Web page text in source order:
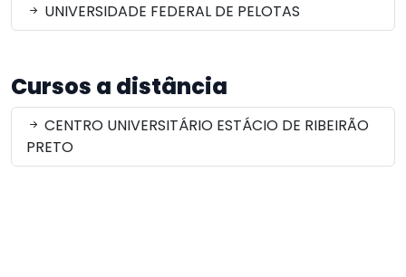
UNIVERSIDADE FEDERAL DE PELOTAS
Cursos a distância
CENTRO UNIVERSITÁRIO ESTÁCIO DE RIBEIRÃO
PRETO